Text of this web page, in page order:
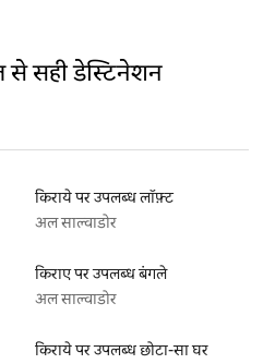
सही डेस्टिनेशन
किराये पर उपलब्ध लॉफ़्ट
अल साल्वाडोर
किराए पर उपलब्ध बंगले
अल साल्वाडोर
किराये पर उपलब्ध छोटा-सा घर